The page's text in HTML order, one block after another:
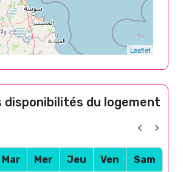
Leaflet
disponibilités du logement
Mar Mer Jeu Ven Sam